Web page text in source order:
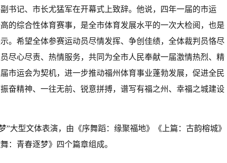
书记、市长尤猛军在开幕式上致辞。他说，四年一届的市运
的综合性体育赛事，是全市体育发展水平的一次大检阅，也是
。希望全体参赛运动员尽情发挥、争创佳绩，全体裁判员恪尽
尽心尽责、热情服务，共同为全市人民奉献一届激情热烈、精
市运会为契机，进一步推动福州体育事业蓬勃发展，促进全民
奋精神、一往无前、锐意拼搏，谱写有福之州、幸福之城建设
”大型文体表演，由《序舞蹈：缘聚福地》《上篇：古韵榕城》
：青春逐梦》四个篇章组成。